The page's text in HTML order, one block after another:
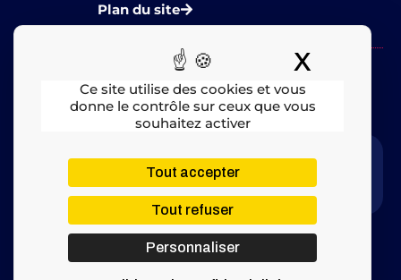
Ce site utilise des cookies et vous
donne le contrôle sur ceux que vous
souhaitez activer
Tout accepter
Tout refuser
Personnaliser
X
Plan du site
​ – © 2025 All rights Reserved